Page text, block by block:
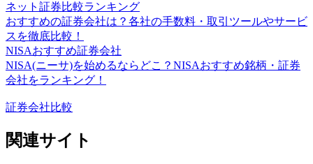
ネット証券比較ランキング
おすすめの証券会社は？各社の手数料・取引ツールやサービ
スを徹底比較！
NISAおすすめ証券会社
NISA(ニーサ)を始めるならどこ？NISAおすすめ銘柄・証券
会社をランキング！
証券会社比較
関連サイト